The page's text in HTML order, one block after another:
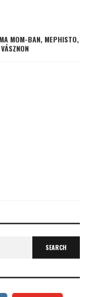
MOM-BAN, MEPHISTO,